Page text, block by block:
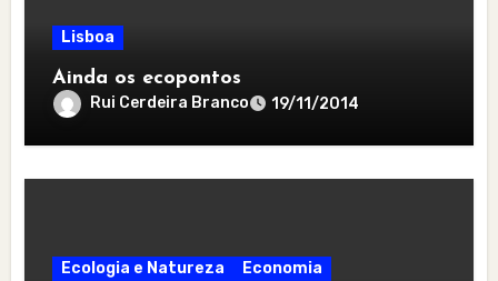
Lisboa
Ainda os ecopontos
Rui Cerdeira Branco 19/11/2014
Ecologia e Natureza
Economia